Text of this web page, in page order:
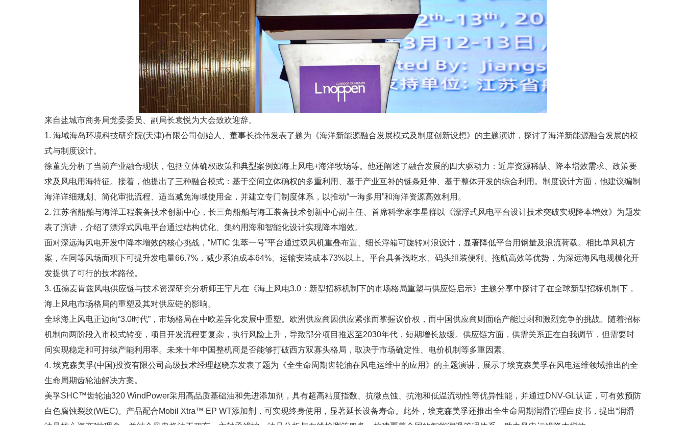
来自盐城市商务局党委委员、副局长袁悦为大会致欢迎辞。
1. 海域海岛环境科技研究院(天津)有限公司创始人、董事长徐伟发表了题为《海洋新能源融合发展模式及制度创新设想》的主题演讲，探讨了海洋新能源融合发展的模
式与制度设计。
徐董先分析了当前产业融合现状，包括立体确权政策和典型案例如海上风电+海洋牧场等。他还阐述了融合发展的四大驱动力：近岸资源稀缺、降本增效需求、政策要
求及风电用海特征。接着，他提出了三种融合模式：基于空间立体确权的多重利用、基于产业互补的链条延伸、基于整体开发的综合利用。制度设计方面，他建议编制
海洋详细规划、简化审批流程、适当减免海域使用金，并建立专门制度体系，以推动“一海多用”和海洋资源高效利用。
2. 江苏省船舶与海洋工程装备技术创新中心，长三角船舶与海工装备技术创新中心副主任、首席科学家李星群以《漂浮式风电平台设计技术突破实现降本增效》为题发
表了演讲，介绍了漂浮式风电平台通过结构优化、集约用海和智能化设计实现降本增效。
面对深远海风电开发中降本增效的核心挑战，“MTIC 集萃一号”平台通过双风机重叠布置、细长浮箱可旋转对浪设计，显著降低平台用钢量及浪流荷载。相比单风机方
案，在同等风场面积下可提升发电量66.7%，减少系泊成本64%、运输安装成本73%以上。平台具备浅吃水、码头组装便利、拖航高效等优势，为深远海风电规模化开
发提供了可行的技术路径。
3. 伍德麦肯兹风电供应链与技术资深研究分析师王宇凡在《海上风电3.0：新型招标机制下的市场格局重塑与供应链启示》主题分享中探讨了在全球新型招标机制下，
海上风电市场格局的重塑及其对供应链的影响。
全球海上风电正迈向“3.0时代”，市场格局在中欧差异化发展中重塑。欧洲供应商因供应紧张而掌握议价权，而中国供应商则面临产能过剩和激烈竞争的挑战。随着招标
机制向两阶段入市模式转变，项目开发流程更复杂，执行风险上升，导致部分项目推迟至2030年代，短期增长放缓。供应链方面，供需关系正在自我调节，但需要时
间实现稳定和可持续产能利用率。未来十年中国整机商是否能够打破西方双寡头格局，取决于市场确定性、电价机制等多重因素。
4. 埃克森美孚(中国)投资有限公司高级技术经理赵晓东发表了题为《全生命周期齿轮油在风电运维中的应用》的主题演讲，展示了埃克森美孚在风电运维领域推出的全
生命周期齿轮油解决方案。
美孚SHC™齿轮油320 WindPower采用高品质基础油和先进添加剂，具有超高粘度指数、抗微点蚀、抗泡和低温流动性等优异性能，并通过DNV-GL认证，可有效预防
白色腐蚀裂纹(WEC)。产品配合Mobil Xtra™ EP WT添加剂，可实现终身使用，显著延长设备寿命。此外，埃克森美孚还推出全生命周期润滑管理白皮书，提出“润滑